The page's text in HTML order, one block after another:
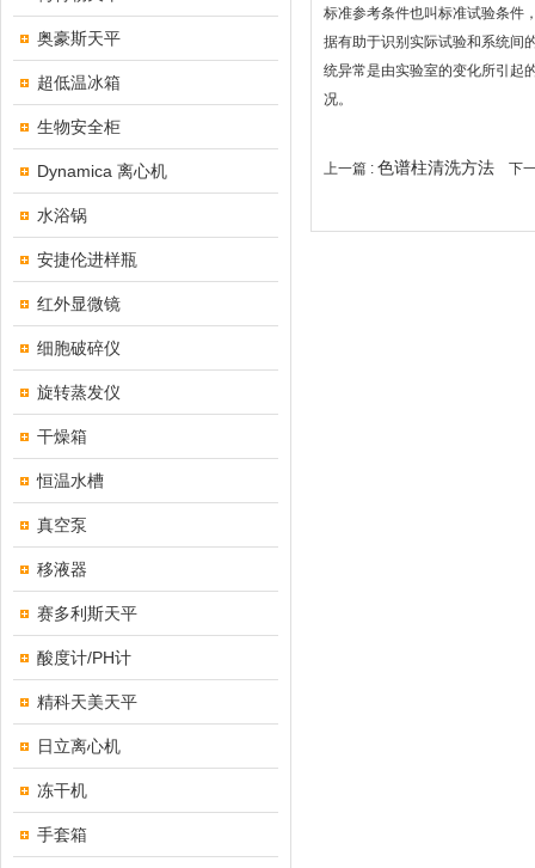
奥豪斯天平
超低温冰箱
生物安全柜
Dynamica 离心机
水浴锅
安捷伦进样瓶
红外显微镜
细胞破碎仪
旋转蒸发仪
干燥箱
恒温水槽
真空泵
移液器
赛多利斯天平
酸度计/PH计
精科天美天平
日立离心机
冻干机
手套箱
标准参考条件也叫标准试验条件
据有助于识别实际试验和系统间
统异常是由实验室的变化所引起
况。
上一篇 : 色谱柱清洗方法 下